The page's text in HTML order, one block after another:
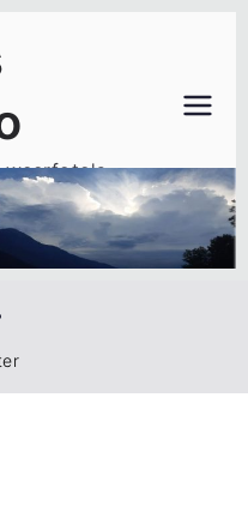
weerfoto's